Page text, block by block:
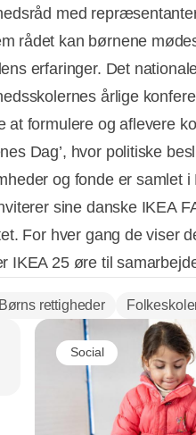
med
rådet kan børnene
erfaringer. Det
årlige
at formulere og aflevere
Dag’, hvor politiske
og fonde er samlet i
sine danske IKEA
For hver gang de viser
IKEA 25 øre til
Børns rettigheder
Social